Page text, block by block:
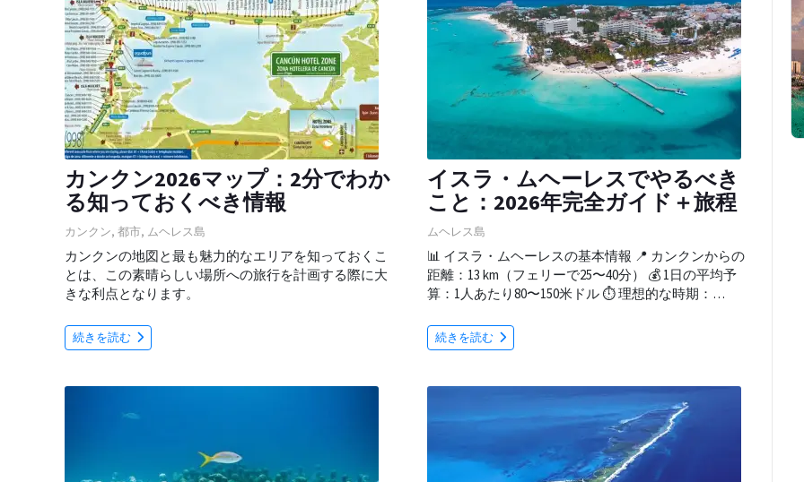
カンクン2026マップ：2分でわか
る知っておくべき情報
カンクン, 都市, ムヘレス島
カンクンの地図と最も魅力的なエリアを知っておくこ
とは、この素晴らしい場所への旅行を計画する際に大
きな利点となります。
続きを読む
イスラ・ムヘーレスでやるべき
こと：2026年完全ガイド＋旅程
ムヘレス島
📊 イスラ・ムヘーレスの基本情報 📍 カンクンからの
距離：13 km（フェリーで25〜40分） 💰 1日の平均予
算：1人あたり80〜150米ドル ⏱️ 理想的な時期：…
続きを読む